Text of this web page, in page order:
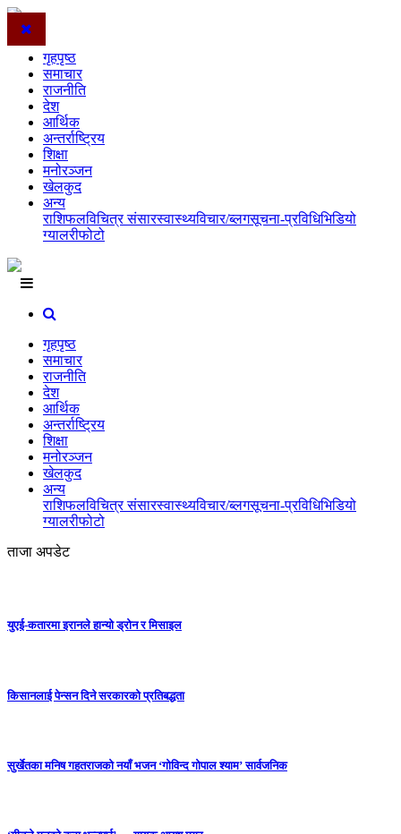
गृहपृष्ठ
समाचार
राजनीति
देश
आर्थिक
अन्तर्राष्ट्रिय
शिक्षा
मनोरञ्जन
खेलकुद
अन्य
राशिफलविचित्र संसारस्वास्थ्यविचार/ब्लगसूचना-प्रविधिभिडियो
ग्यालरीफोटो
गृहपृष्ठ
समाचार
राजनीति
देश
आर्थिक
अन्तर्राष्ट्रिय
शिक्षा
मनोरञ्जन
खेलकुद
अन्य
राशिफलविचित्र संसारस्वास्थ्यविचार/ब्लगसूचना-प्रविधिभिडियो
ग्यालरीफोटो
ताजा अपडेट
युएई-कतारमा इरानले हान्यो ड्रोन र मिसाइल
किसानलाई पेन्सन दिने सरकारको प्रतिबद्धता
सुर्खेतका मनिष गहतराजको नयाँ भजन ‘गोविन्द गोपाल श्याम’ सार्वजनिक